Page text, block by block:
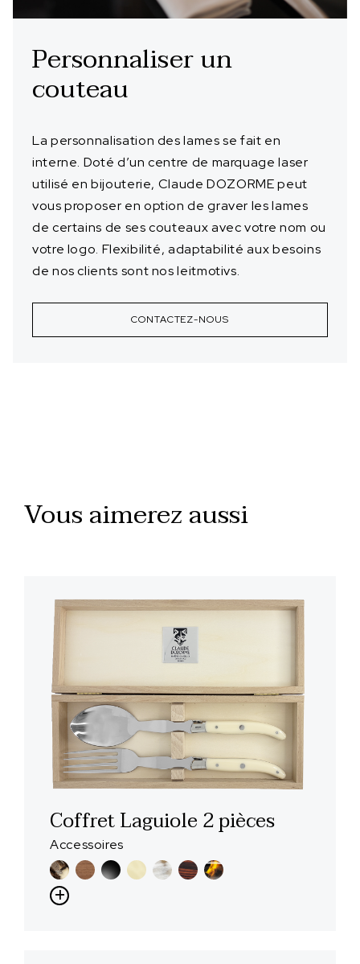
Personnaliser un
couteau
La personnalisation des lames se fait en
interne. Doté d’un centre de marquage laser
utilisé en bijouterie, Claude DOZORME peut
vous proposer en option de graver les lames
de certains de ses couteaux avec votre nom ou
votre logo. Flexibilité, adaptabilité aux besoins
de nos clients sont nos leitmotivs.
CONTACTEZ-NOUS
Vous aimerez aussi
Coffret Laguiole 2 pièces
Accessoires